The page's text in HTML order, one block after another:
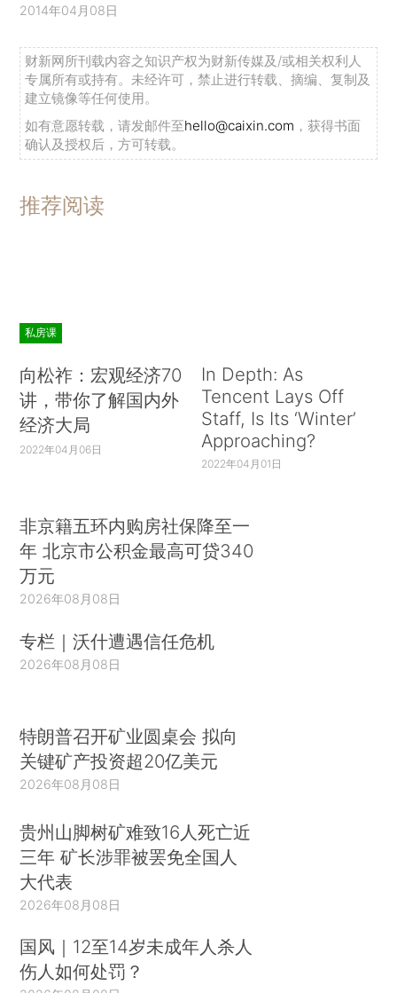
2014年04月08日
财新网所刊载内容之知识产权为财新传媒及/或相关权利人
专属所有或持有。未经许可，禁止进行转载、摘编、复制及
建立镜像等任何使用。
如有意愿转载，请发邮件至hello@caixin.com ，获得书面
确认及授权后，方可转载。
推荐阅读
私房课
向松祚：宏观经济70
讲，带你了解国内外
经济大局
2022年04月06日
In Depth: As
Tencent Lays Off
Staff, Is Its ‘Winter’
Approaching?
2022年04月01日
非京籍五环内购房社保降至一
年 北京市公积金最高可贷340
万元
2026年08月08日
专栏｜沃什遭遇信任危机
2026年08月08日
特朗普召开矿业圆桌会 拟向
关键矿产投资超20亿美元
2026年08月08日
贵州山脚树矿难致16人死亡近
三年 矿长涉罪被罢免全国人
大代表
2026年08月08日
国风｜12至14岁未成年人杀人
伤人如何处罚？